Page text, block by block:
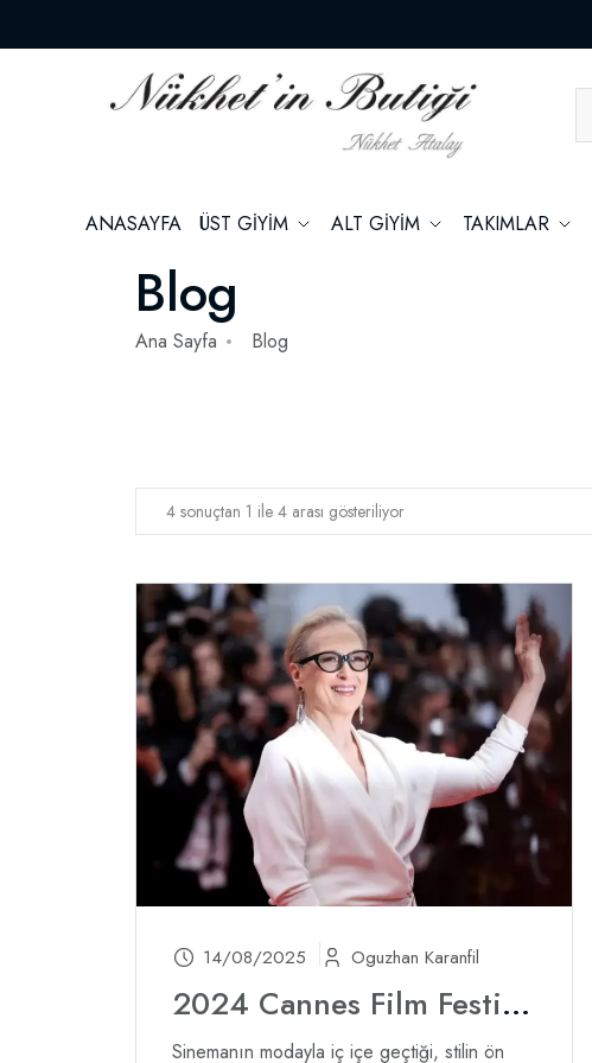
ANASAYFA ÜST GİYİM ALT GİYİM TAKIMLAR
Blog
Ana Sayfa Blog
4 sonuçtan 1 ile 4 arası gösteriliyor
14/08/2025 Oguzhan Karanfil
2024 Cannes Film Festivali'nin En İyileri
Sinemanın modayla iç içe geçtiği, stilin ön